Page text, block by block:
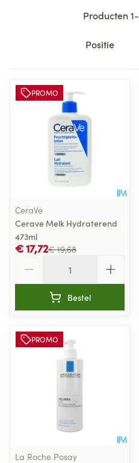
Producten1-
Sorteer op:
PROMO
CeraVe
Cerave Melk Hydraterend
473ml
€ 19,68
€ 17,72
Bestel
PROMO
La Roche Posay